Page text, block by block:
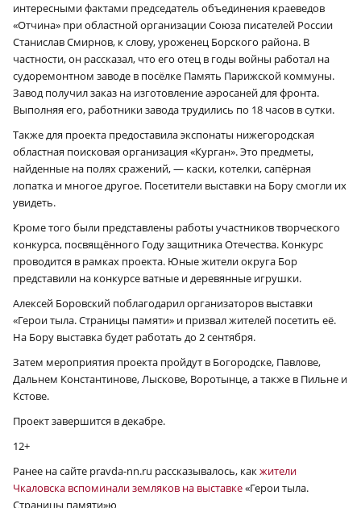
интересными фактами председатель объединения краеведов
«Отчина» при областной организации Союза писателей России
Станислав Смирнов, к слову, уроженец Борского района. В
частности, он рассказал, что его отец в годы войны работал на
судоремонтном заводе в посёлке Память Парижской коммуны.
Завод получил заказ на изготовление аэросаней для фронта.
Выполняя его, работники завода трудились по 18 часов в сутки.
Также для проекта предоставила экспонаты нижегородская
областная поисковая организация «Курган». Это предметы,
найденные на полях сражений, — каски, котелки, сапёрная
лопатка и многое другое. Посетители выставки на Бору смогли их
увидеть.
Кроме того были представлены работы участников творческого
конкурса, посвящённого Году защитника Отечества. Конкурс
проводится в рамках проекта. Юные жители округа Бор
представили на конкурсе ватные и деревянные игрушки.
Алексей Боровский поблагодарил организаторов выставки
«Герои тыла. Страницы памяти» и призвал жителей посетить её.
На Бору выставка будет работать до 2 сентября.
Затем мероприятия проекта пройдут в Богородске, Павлове,
Дальнем Константинове, Лыскове, Воротынце, а также в Пильне и
Кстове.
Проект завершится в декабре.
12+
Ранее на сайте pravda-nn.ru рассказывалось, какжители
Чкаловска вспоминали земляков на выставке«Герои тыла.